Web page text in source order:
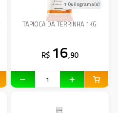
TAPIOCA DA TERRINHA 1KG
1 Quilograma(s)
R$ 16,90